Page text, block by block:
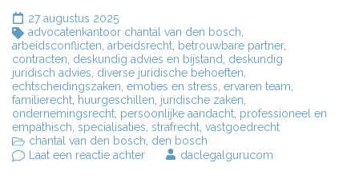
27 augustus 2025
advocatenkantoor chantal van den bosch,
arbeidsconflicten, arbeidsrecht, betrouwbare partner,
contracten, deskundig advies en bijstand, deskundig
juridisch advies, diverse juridische behoeften,
echtscheidingszaken, emoties en stress, ervaren team,
familierecht, huurgeschillen, juridische zaken,
ondernemingsrecht, persoonlijke aandacht, professioneel en
empathisch, specialisaties, strafrecht, vastgoedrecht
chantal van den bosch, den bosch
Laat een reactie achterop
daclegalgurucom